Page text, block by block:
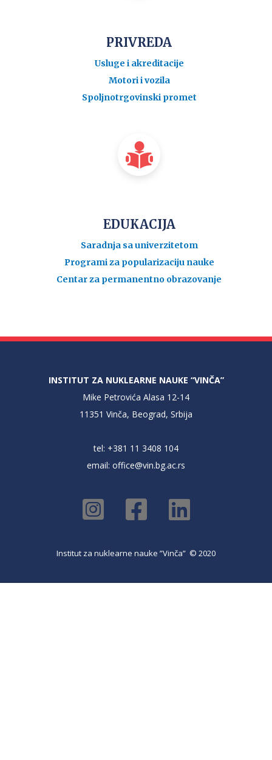
PRIVREDA
Usluge i akreditacije
Motori i vozila
Spoljnotrgovinski promet
EDUKACIJA
Saradnja sa univerzitetom
Programi za popularizaciju nauke
Centar za permanentno obrazovanje
INSTITUT ZA NUKLEARNE NAUKE “VINČA”
Mike Petrovića Alasa 12-14
11351 Vinča, Beograd, Srbija
tel: +381 11 3408 104
email: office@vin.bg.ac.rs
Institut za nuklearne nauke ”Vinča” © 2020